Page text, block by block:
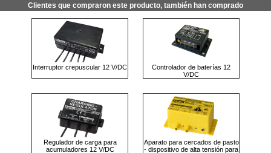
Clientes que compraron este producto, también han comprado
Interruptor crepuscular 12 V/DC
Controlador de baterías 12
V/DC
Regulador de carga para
acumuladores 12 V/DC
Aparato para cercados de pasto
- dispositivo de alta tensión para